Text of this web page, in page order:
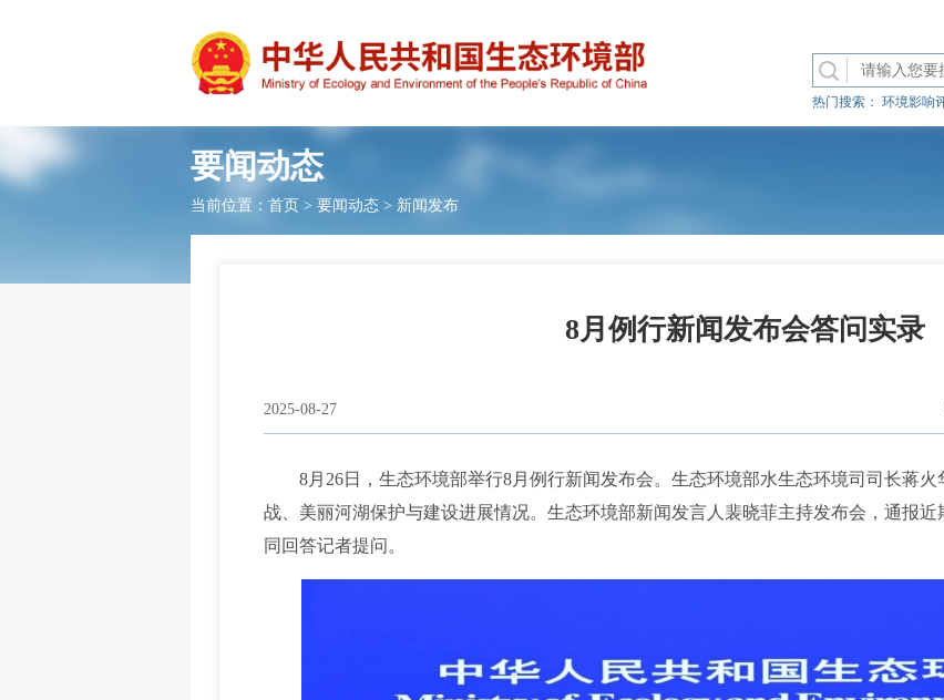
热门搜索： 环境影响
要闻动态
当前位置： 首页 > 要闻动态 > 新闻发布
8月例行新闻发布会答问实录
2025-08-27
8月26日，生态环境部举行8月例行新闻发布会。生态环境部水生态环境司司长蒋火
战、美丽河湖保护与建设进展情况。生态环境部新闻发言人裴晓菲主持发布会，通报
同回答记者提问。